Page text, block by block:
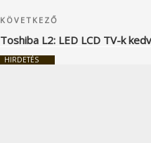
Következő
bejegyzés
KÖVETKEZŐ
Toshiba L2: LED LCD TV-k
HIRDETÉS